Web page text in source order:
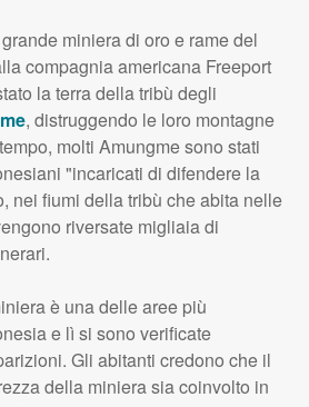
miniera di oro e rame del
compagnia americana Freeport
la terra della tribù degli
, distruggendo le loro montagne
molti Amungme sono stati
"incaricati di difendere la
nei fiumi della tribù che abita nelle
riversate migliaia di
è una delle aree più
e lì si sono verificate
Gli abitanti credono che il
della miniera sia coinvolto in